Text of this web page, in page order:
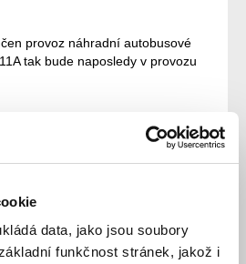
data, jako jsou soubory
funkčnost stránek, jakož i
provoz náhradní autobusové
tak bude naposledy v provozu
odbavování trolejbusů
ulice.